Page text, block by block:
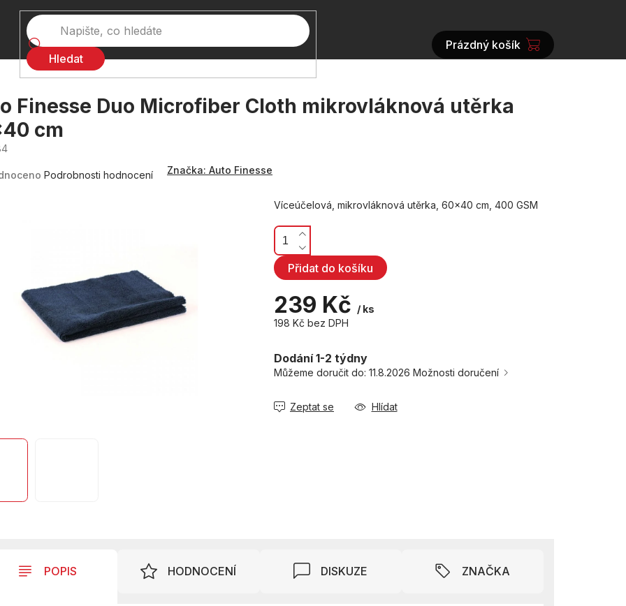
Hledat
NÁKUPNÍ
Prázdný košík
Finesse Duo Microfiber Cloth mikrovláknová utěrka
cm
Podrobnosti hodnocení Značka: Auto Finesse
239 Kč / ks
198 Kč bez DPH
cena:
Dodání 1-2 týdny
Můžeme doručit do: 11.8.2026 Možnosti doručení
Přidat do košíku
Víceúčelová, mikrovláknová utěrka, 60x40 cm, 400 GSM
Zeptat se Hlídat
POPIS HODNOCENÍ DISKUZE ZNAČKA